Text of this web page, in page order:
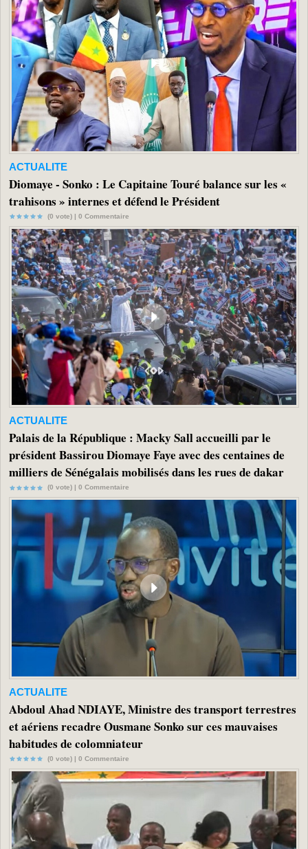
ACTUALITE
Diomaye - Sonko : Le Capitaine Touré balance sur les «
trahisons » internes et défend le Président
(0 vote) | 0 Commentaire
ACTUALITE
Palais de la République : Macky Sall accueilli par le
président Bassirou Diomaye Faye avec des centaines de
milliers de Sénégalais mobilisés dans les rues de dakar
(0 vote) | 0 Commentaire
ACTUALITE
Abdoul Ahad NDIAYE, Ministre des transport terrestres
et aériens recadre Ousmane Sonko sur ces mauvaises
habitudes de colomniateur
(0 vote) | 0 Commentaire